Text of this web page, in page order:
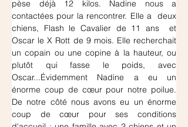
pèse déjà 12 kilos. Nadine nous a
contactées pour la rencontrer. Elle a  deux
chiens, Flash le Cavalier de 11 ans  et
Oscar le X Rott de 9 mois. Elle recherchait
un copain ou une copine à la hauteur, ou
plutôt qui fasse le poids, avec
Oscar...Évidemment Nadine a eu un
énorme coup de cœur pour notre poilue.
De notre côté nous avons eu un énorme
coup de cœur pour ses conditions